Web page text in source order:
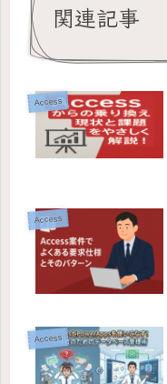
関連記事
Access
Access
Access